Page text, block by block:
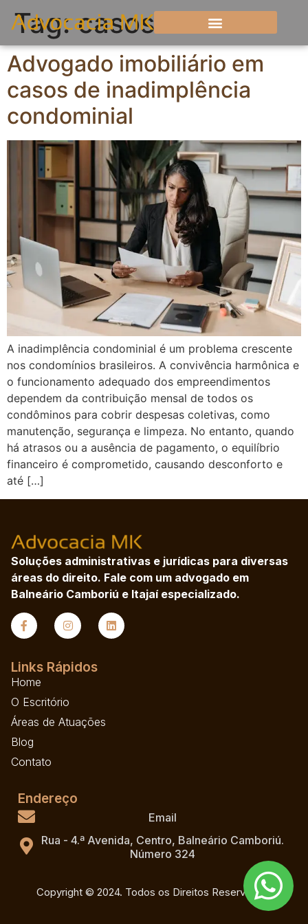
Tag:casos
Advogado imobiliário em
casos de inadimplência
condominial
A inadimplência condominial é um problema crescente
nos condomínios brasileiros. A convivência harmônica e
o funcionamento adequado dos empreendimentos
dependem da contribuição mensal de todos os
condôminos para cobrir despesas coletivas, como
manutenção, segurança e limpeza. No entanto, quando
há atrasos ou a ausência de pagamento, o equilíbrio
financeiro é comprometido, causando desconforto e
até […]
Soluções administrativas e jurídicas para diversas
áreas do direito. Fale com um advogado em
Balneário Camboriú e Itajaí especializado.
Links Rápidos
Home
O Escritório
Áreas de Atuações
Blog
Contato
Endereço
Email
Rua - 4.ª Avenida, Centro, Balneário Camboriú.
Número 324
Copyright © 2024. Todos os Direitos Reservados.